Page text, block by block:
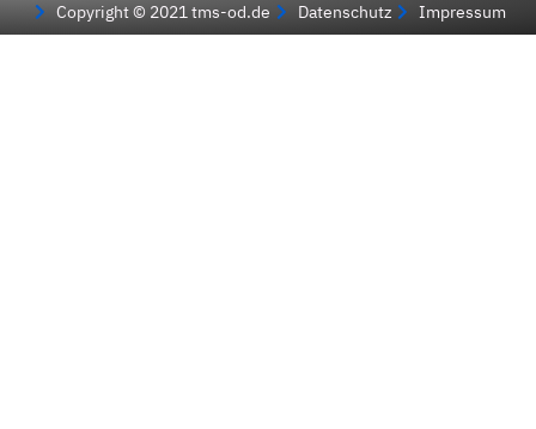
Copyright © 2021 tms-od.de Datenschutz Impressum